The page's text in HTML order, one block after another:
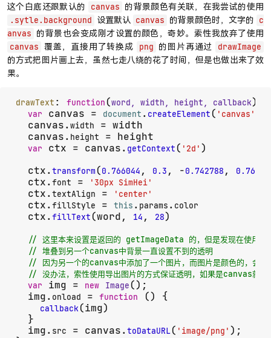
这个白底还跟默认的
canvas 的背景颜色有关联，在我尝试的使用
.sytle.background 设置默认 canvas 的背景颜色时，文字的 c
anvas 的背景也会变成刚才设置的颜色，奇妙。索性我放弃了使用
canvas 覆盖，直接用了转换成 png 的图片再通过
drawImage
的方式把图片画上去，虽然七走八绕的花了时间，但是也做出来了效
果。
drawText : function(word, width, height, callback) {
var canvas = document . createElement( 'canvas'
  canvas.
width
= width
  canvas.
height = height
var ctx = canvas. getContext( '2d' )
  ctx.
transform(0.766044 , 0.3 , -0.742788 ,
  ctx.
font = '30px SimHei'
  ctx.
textAlign = 'center'
  ctx.
fillStyle = this . params . color
  ctx.
fillText(word, 14 , 28)
// 这里本来设置是返回的 getImageData 的，但是发现在使用
// 堆叠到另一个canvas中背景一直设置不到的透明
// 因为另一个的canvas中添加了一个图片，而图片是颜色的，会
// 没办法，索性使用导出图片的方式保证透明，如果是canvas就不
var
img = new Image();
  img.
onload = function () {
callback(img)
  }
  img.
src = canvas.toDataURL( 'image/png' );